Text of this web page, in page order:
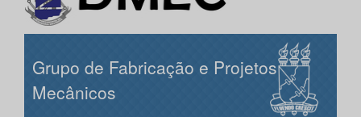
Grupo de Fabricação e Projetos
Mecânicos